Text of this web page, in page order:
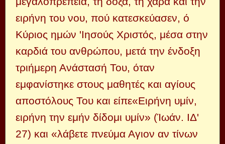
ειρήνη του νου, πού κατεσκεύασεν, ό
Κύριος ημών 'Ιησούς Χριστός, μέσα στην
καρδιά του ανθρώπου, μετά την ένδοξη
τριήμερη Ανάστασή Του, όταν
εμφανίστηκε στους μαθητές και αγίους
αποστόλους Του και είπε«Ειρήνη υμίν,
ειρήνη την εμήν δίδομι υμίν» (Ίωάν. ΙΔ'
27) και «λάβετε πνεύμα Αγιον αν τίνων